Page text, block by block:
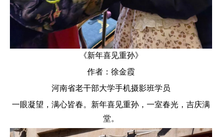
《新年喜见重孙》
作者：徐金霞
河南省老干部大学手机摄影班学员
一眼凝望，满心皆春。新年喜见重孙，一室春光，吉庆满
堂。